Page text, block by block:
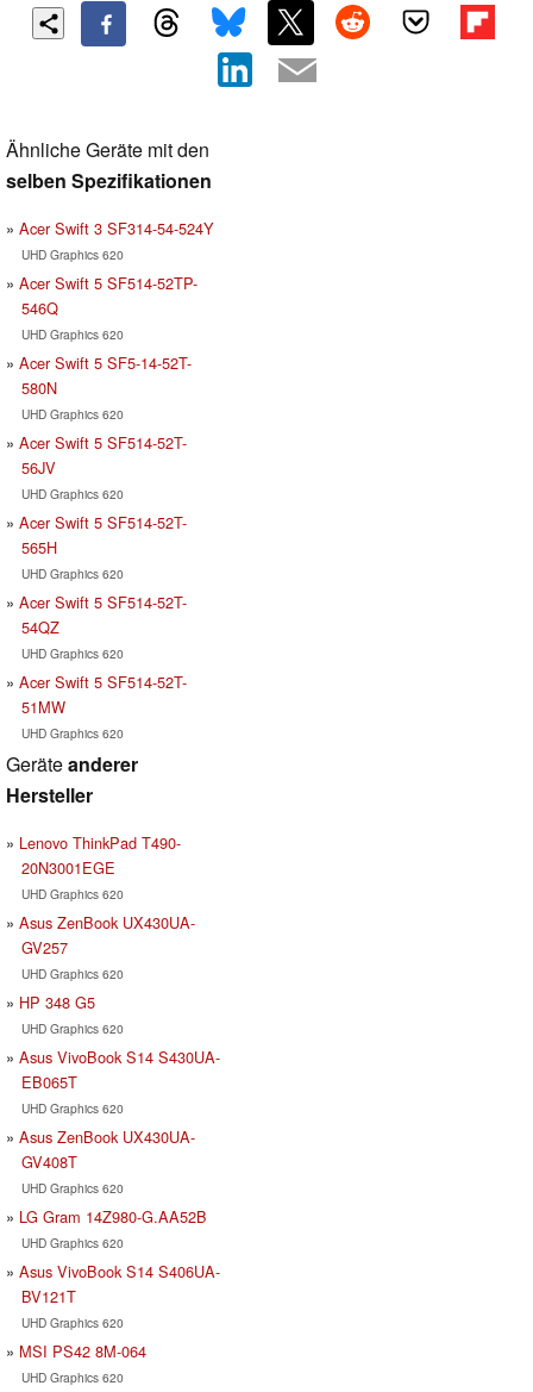
Ähnliche Geräte mit den
selben Spezifikationen
Acer Swift 3 SF314-54-524Y
UHD Graphics 620
Acer Swift 5 SF514-52TP-
546Q
UHD Graphics 620
Acer Swift 5 SF5-14-52T-
580N
UHD Graphics 620
Acer Swift 5 SF514-52T-
56JV
UHD Graphics 620
Acer Swift 5 SF514-52T-
565H
UHD Graphics 620
Acer Swift 5 SF514-52T-
54QZ
UHD Graphics 620
Acer Swift 5 SF514-52T-
51MW
UHD Graphics 620
Geräteanderer
Hersteller
Lenovo ThinkPad T490-
20N3001EGE
UHD Graphics 620
Asus ZenBook UX430UA-
GV257
UHD Graphics 620
HP 348 G5
UHD Graphics 620
Asus VivoBook S14 S430UA-
EB065T
UHD Graphics 620
Asus ZenBook UX430UA-
GV408T
UHD Graphics 620
LG Gram 14Z980-G.AA52B
UHD Graphics 620
Asus VivoBook S14 S406UA-
BV121T
UHD Graphics 620
MSI PS42 8M-064
UHD Graphics 620